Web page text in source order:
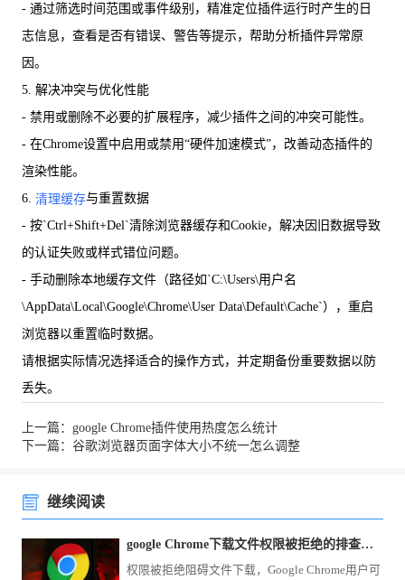
- 通过筛选时间范围或事件级别，精准定位插件运行时产生的日
志信息，查看是否有错误、警告等提示，帮助分析插件异常原
因。
5. 解决冲突与优化性能
- 禁用或删除不必要的扩展程序，减少插件之间的冲突可能性。
- 在Chrome设置中启用或禁用“硬件加速模式”，改善动态插件的
渲染性能。
6. 清理缓存与重置数据
- 按`Ctrl+Shift+Del`清除浏览器缓存和Cookie，解决因旧数据导致
的认证失败或样式错位问题。
- 手动删除本地缓存文件（路径如`C:\Users\用户名
\AppData\Local\Google\Chrome\User Data\Default\Cache`），重启
浏览器以重置临时数据。
请根据实际情况选择适合的操作方式，并定期备份重要数据以防
丢失。
上一篇：google Chrome插件使用热度怎么统计
下一篇：谷歌浏览器页面字体大小不统一怎么调整
继续阅读
google Chrome下载文件权限被拒绝的排查与修复
权限被拒绝阻碍文件下载，Google Chrome用户可